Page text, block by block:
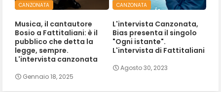
CANZONATA
Musica, il cantautore
Bosio a Fattitaliani: è il
pubblico che detta la
legge, sempre.
L'intervista canzonata
Gennaio 18, 2025
CANZONATA
L'intervista Canzonata,
Bias presenta il singolo
"Ogni istante".
L'intervista di Fattitaliani
Agosto 30, 2023